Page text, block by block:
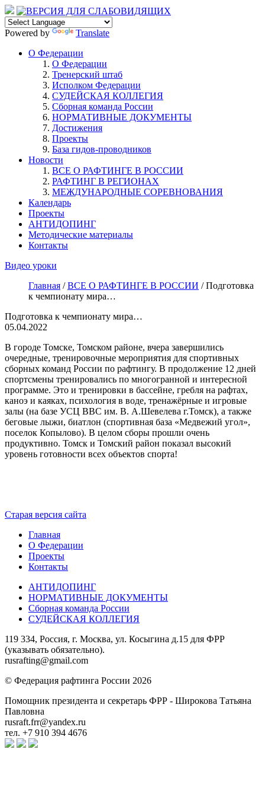
Powered by
Translate
О Федерации
О Федерации
Тренерский штаб
Исполком Федерации
СУДЕЙСКАЯ КОЛЛЕГИЯ
Сборная команда России
НОРМАТИВНЫЕ ДОКУМЕНТЫ
Достижения
Проекты
База гидов-проводников
Новости
ВСЕ О РАФТИНГЕ В РОССИИ
РАФТИНГ В РЕГИОНАХ
МЕЖДУНАРОДНЫЕ СОРЕВНОВАНИЯ
Календарь
Проекты
АНТИДОПИНГ
Методические материалы
Контакты
Видео уроки
Главная /ВСЕ О РАФТИНГЕ В РОССИИ /Подготовка
к чемпионату мира…
Подготовка к чемпионату мира…
05.04.2022
В городе Томске, Томском районе, вчера завершились
очередные, тренировочные мероприятия для спортивных
сборных команд России по рафтингу. В продолжение 12 дней
спортсмены тренировались по многогранной и интересной
программе. Это и тренировки в бассейне, гребля на рафтах,
каноэ и каяках, психология в воде, тренажёрные и игровые
залы (на базе УСЦ ВВС им. В. А.Шевелева г.Томск), а также
беговые лыжи, биатлон (спортивная база «Медвежий угол»,
поселок Копылово). В целом сборы прошли очень
продуктивно. Томск и Томский район показал высокий
уровень готовности всех объектов спорта!
Старая версия сайта
Главная
О Федерации
Проекты
Контакты
АНТИДОПИНГ
НОРМАТИВНЫЕ ДОКУМЕНТЫ
Сборная команда России
СУДЕЙСКАЯ КОЛЛЕГИЯ
119 334, Россия, г. Москва, ул. Косыгина д.15 для ФРР
(указывать обязательно).
rusrafting@gmail.com
© Федерация рафтинга России 2026
Помощник президента и секретарь ФРР - Широкова Татьяна
Павловна
rusraft.frr@yandex.ru
тел. +7 910 394 4676